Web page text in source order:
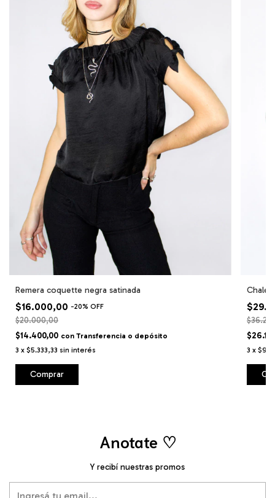
Remera coquette negra satinada
$16.000,00 -20% OFF
$20.000,00
$14.400,00 con Transferencia o depósito
3 x $5.333,33 sin interés
Comprar
3 x
Anotate ♡
Y recibí nuestras promos